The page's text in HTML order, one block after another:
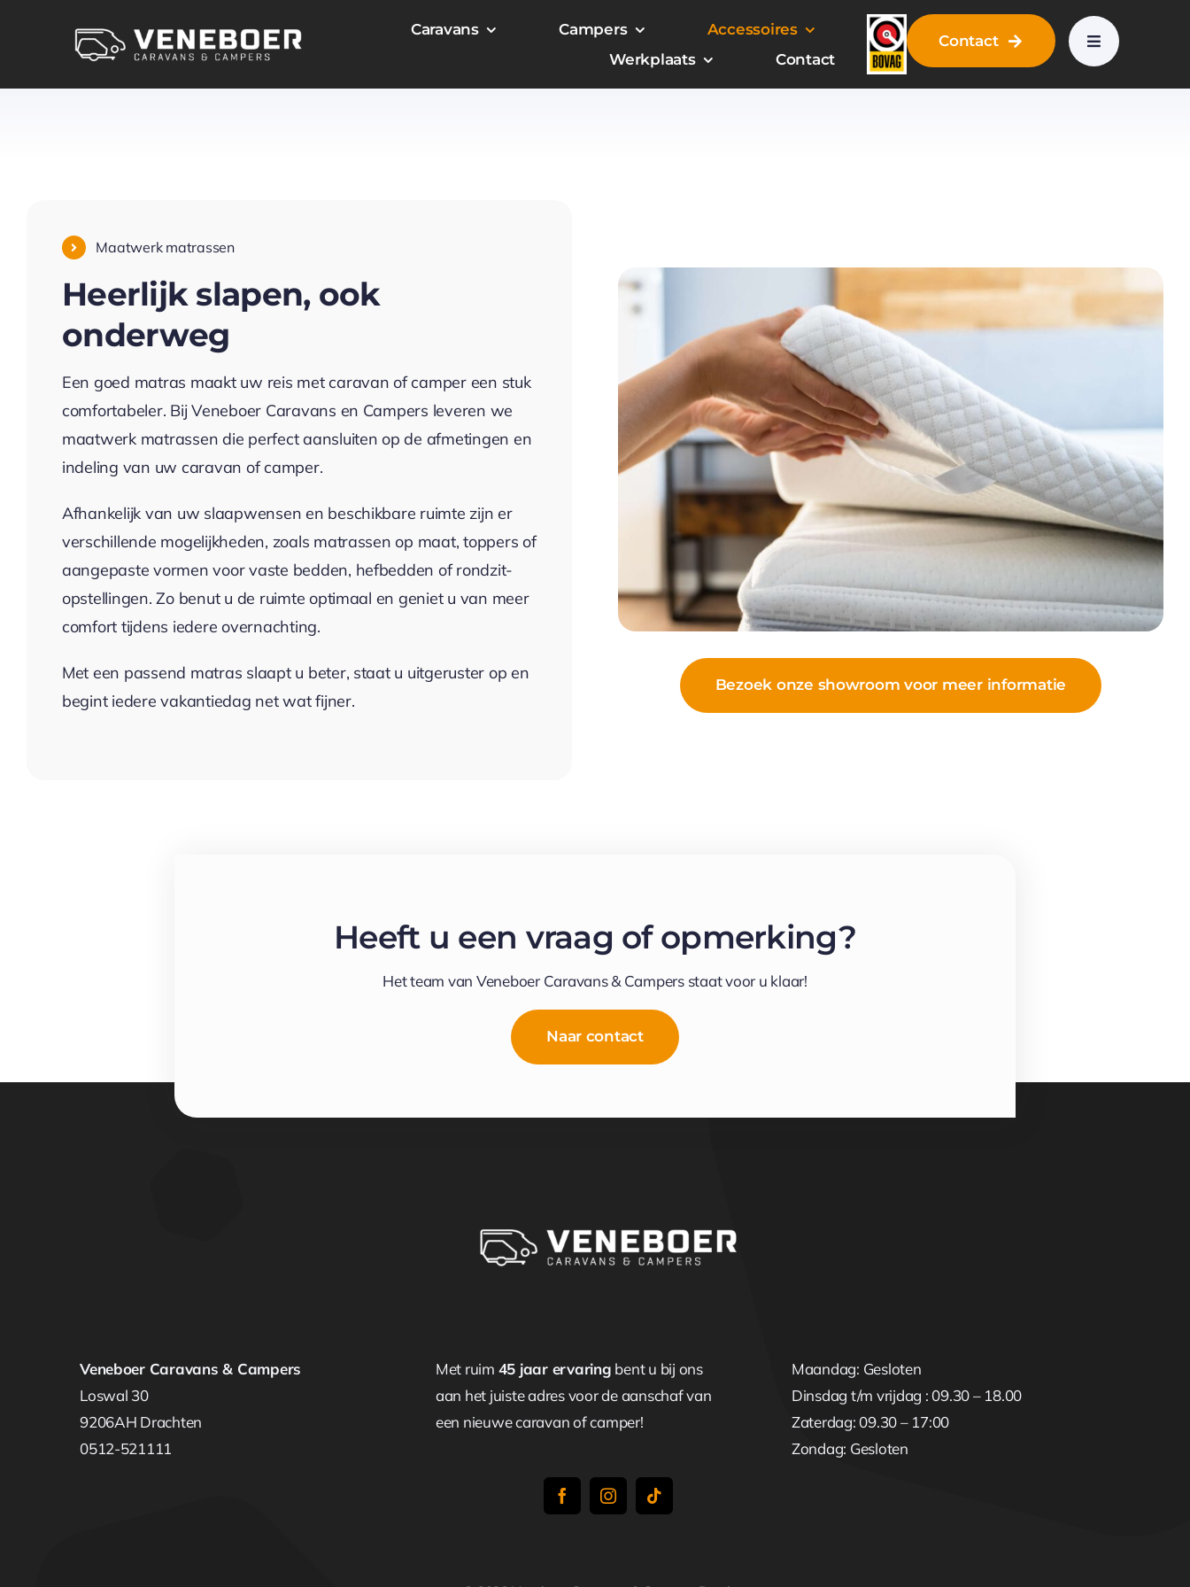
Caravans Campers
Accessoires
Werkplaats
Contact
Contact
Maatwerk matrassen
Heerlijk slapen, ook
onderweg
Een goed matras maakt uw reis met caravan of camper een stuk
comfortabeler. Bij Veneboer Caravans en Campers leveren we
maatwerk matrassen die perfect aansluiten op de afmetingen en
indeling van uw caravan of camper.
Afhankelijk van uw slaapwensen en beschikbare ruimte zijn er
verschillende mogelijkheden, zoals matrassen op maat, toppers of
aangepaste vormen voor vaste bedden, hefbedden of rondzit-
opstellingen. Zo benut u de ruimte optimaal en geniet u van meer
comfort tijdens iedere overnachting.
Met een passend matras slaapt u beter, staat u uitgeruster op en
begint iedere vakantiedag net wat fijner.
Bezoek onze showroom voor meer informatie
Heeft u een vraag of opmerking?
Het team van Veneboer Caravans & Campers staat voor u klaar!
Naar contact
Veneboer Caravans & Campers
Loswal 30
9206AH Drachten
0512-521111
Met ruim 45 jaar ervaring bent u bij ons
aan het juiste adres voor de aanschaf van
een nieuwe caravan of camper!
Maandag: Gesloten
Dinsdag t/m vrijdag : 09.30 – 18.00
Zaterdag: 09.30 – 17:00
Zondag: Gesloten